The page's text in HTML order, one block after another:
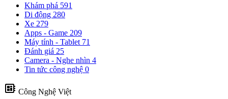
Khám phá 591
Di động 280
Xe 279
Apps - Game 209
Máy tính - Tablet 71
Đánh giá 25
Camera - Nghe nhìn 4
Tin tức công nghệ 0
developer_board Công Nghệ Việt